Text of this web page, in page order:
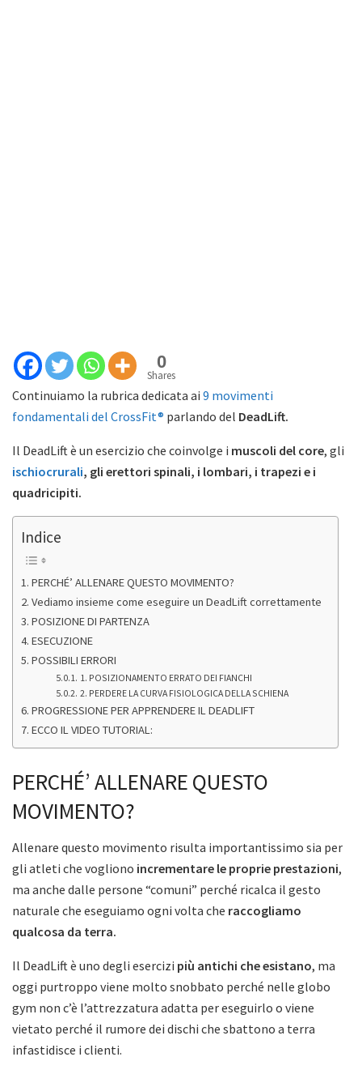
0
Shares
Continuiamo la rubrica dedicata ai 9 movimenti
fondamentali del CrossFit® parlando del DeadLift.
Il DeadLift è un esercizio che coinvolge i muscoli del core, gli
ischiocrurali, gli erettori spinali, i lombari, i trapezi e i
quadricipiti.
Indice
PERCHÉ’ ALLENARE QUESTO MOVIMENTO?
Vediamo insieme come eseguire un DeadLift correttamente
POSIZIONE DI PARTENZA
ESECUZIONE
POSSIBILI ERRORI
1. POSIZIONAMENTO ERRATO DEI FIANCHI
2. PERDERE LA CURVA FISIOLOGICA DELLA SCHIENA
PROGRESSIONE PER APPRENDERE IL DEADLIFT
ECCO IL VIDEO TUTORIAL:
PERCHÉ’ ALLENARE QUESTO
MOVIMENTO?
Allenare questo movimento risulta importantissimo sia per
gli atleti che vogliono incrementare le proprie prestazioni,
ma anche dalle persone “comuni” perché ricalca il gesto
naturale che eseguiamo ogni volta che raccogliamo
qualcosa da terra.
Il DeadLift è uno degli esercizi più antichi che esistano, ma
oggi purtroppo viene molto snobbato perché nelle globo
gym non c’è l’attrezzatura adatta per eseguirlo o viene
vietato perché il rumore dei dischi che sbattono a terra
infastidisce i clienti.